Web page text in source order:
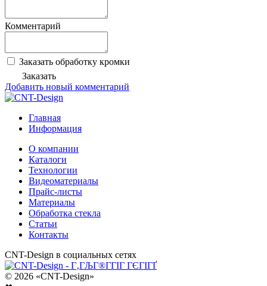
Комментарий
Заказать обработку кромки
Заказать
Добавить новый комментарий
Главная
Информация
О компании
Каталоги
Технологии
Видеоматериалы
Прайс-листы
Материалы
Обработка стекла
Статьи
Контакты
CNT-Design в социальных сетях
© 2026 «CNT-Design»